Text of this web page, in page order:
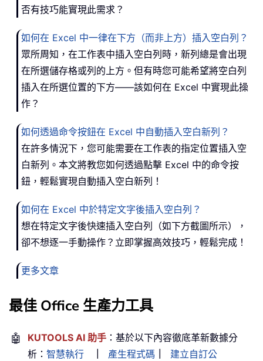
否有技巧能實現此需求？
如何在 Excel 中一律在下方（而非上方）插入空白列？
眾所周知，在工作表中插入空白列時，新列總是會出現
在所選儲存格或列的上方。但有時您可能希望將空白列
插入在所選位置的下方——該如何在 Excel 中實現此操
作？
如何透過命令按鈕在 Excel 中自動插入空白新列？
在許多情況下，您可能需要在工作表的指定位置插入空
白新列。本文將教您如何透過點擊 Excel 中的命令按
鈕，輕鬆實現自動插入空白新列！
如何在 Excel 中於特定文字後插入空白列？
想在特定文字後快速插入空白列（如下方截圖所示），
卻不想逐一手動操作？立即掌握高效技巧，輕鬆完成！
更多文章
最佳 Office 生產力工具
🤖 KUTOOLS AI 助手 ：基於以下內容徹底革新數據分
析： 智慧執行 產生程式碼
建立自訂公